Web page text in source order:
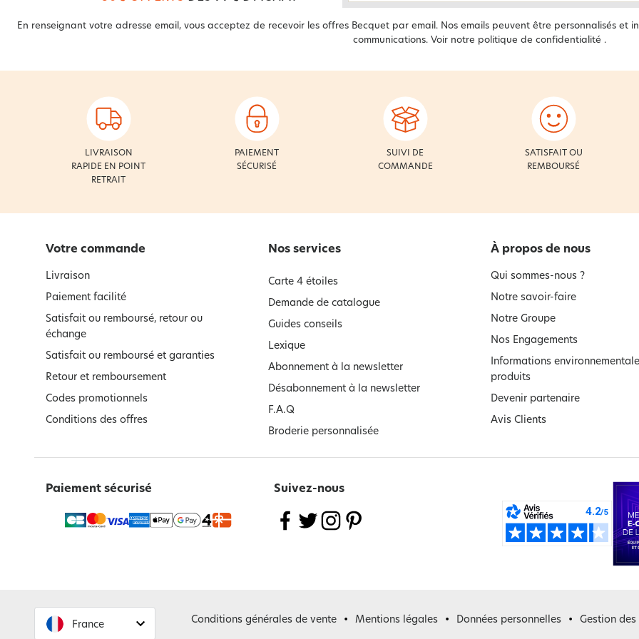
En renseignant votre adresse email, vous acceptez de recevoir les offres Becquet par email. Nos emails peuvent être personnalisés et
communications. Voir notre politique de confidentialité .
LIVRAISON
RAPIDE EN POINT
RETRAIT
PAIEMENT
SÉCURISÉ
SUIVI DE
COMMANDE
SATISFAIT OU
REMBOURSÉ
Votre commande
Livraison
Paiement facilité
Satisfait ou remboursé, retour ou
échange
Satisfait ou remboursé et garanties
Retour et remboursement
Codes promotionnels
Conditions des offres
Nos services
Carte 4 étoiles
Demande de catalogue
Guides conseils
Lexique
Abonnement à la newsletter
Désabonnement à la newsletter
F.A.Q
Broderie personnalisée
À propos de nous
Qui sommes-nous ?
Notre savoir-faire
Notre Groupe
Nos Engagements
Informations
produits
Devenir partenaire
Avis Clients
Paiement sécurisé Suivez-nous
France Conditions générales de vente Mentions légales Données personnelles Gestion